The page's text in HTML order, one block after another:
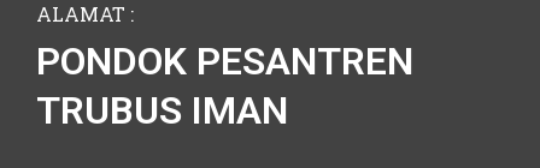
ALAMAT :
PONDOK PESANTREN
TRUBUS IMAN